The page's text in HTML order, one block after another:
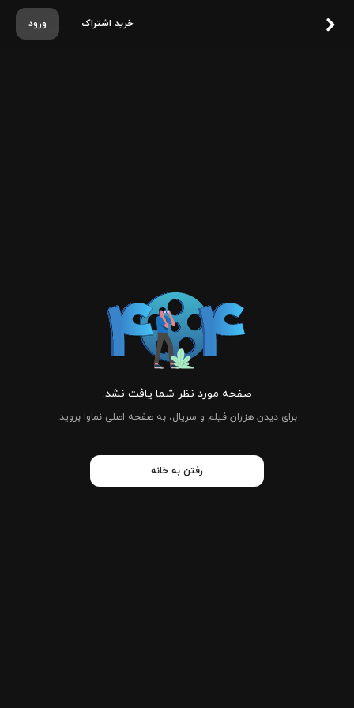
ورود خرید اشتراک
صفحه مورد نظر شما یافت نشد.
برای دیدن هزاران فیلم و سریال، به صفحه اصلی نماوا بروید.
رفتن به خانه